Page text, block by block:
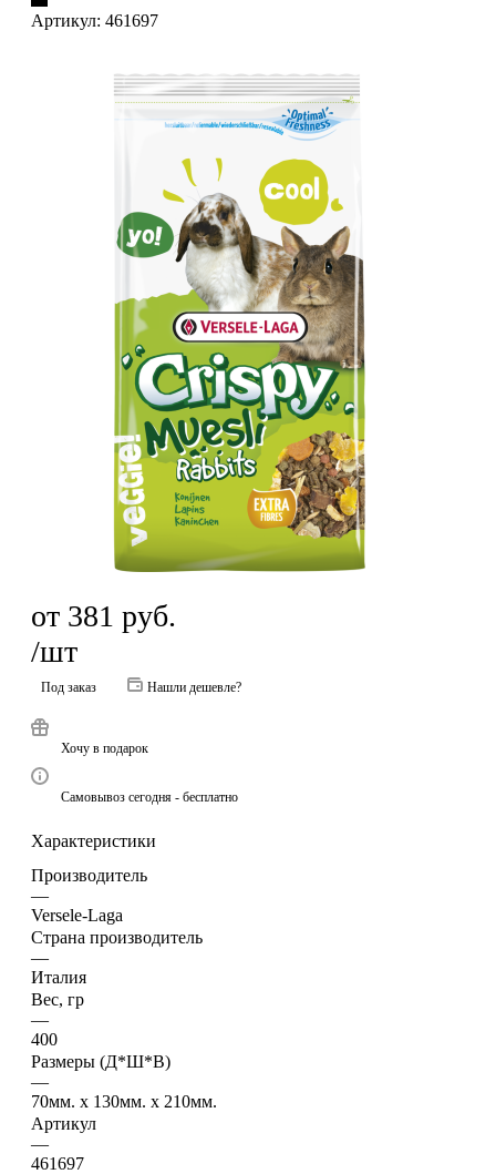
Артикул: 461697
от 381 руб.
/шт
Под заказ Нашли дешевле?
Хочу в подарок
Самовывоз сегодня - бесплатно
Характеристики
Производитель
—
Versele-Laga
Страна производитель
—
Италия
Вес, гр
—
400
Размеры (Д*Ш*В)
—
70мм. x 130мм. x 210мм.
Артикул
—
461697